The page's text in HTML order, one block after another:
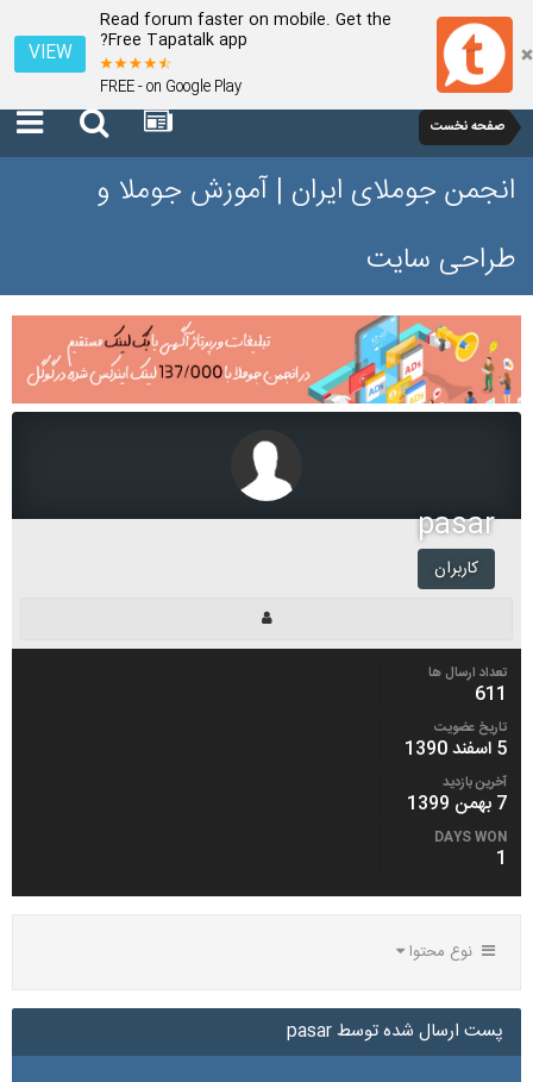
Read forum faster on mobile. Get the
Free Tapatalk app?
FREE - on Google Play
VIEW
صفحه نخست
انجمن جوملای ایران | آموزش جوملا و
طراحی سایت
pasar
کاربران
تعداد ارسال ها
611
تاریخ عضویت
5 اسفند 1390
آخرین بازدید
7 بهمن 1399
DAYS WON
1
نوع محتوا
پست ارسال شده توسط pasar